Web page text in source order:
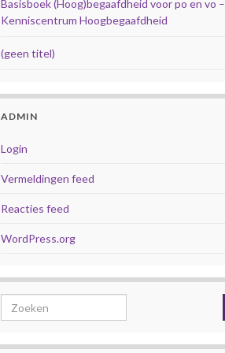
Basisboek (Hoog)begaafdheid voor po en vo –
Kenniscentrum Hoogbegaafdheid
(geen titel)
ADMIN
Login
Vermeldingen feed
Reacties feed
WordPress.org
Search for: